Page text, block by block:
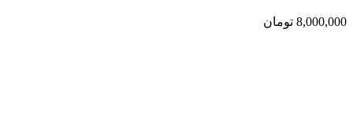
8,000,000 تومان